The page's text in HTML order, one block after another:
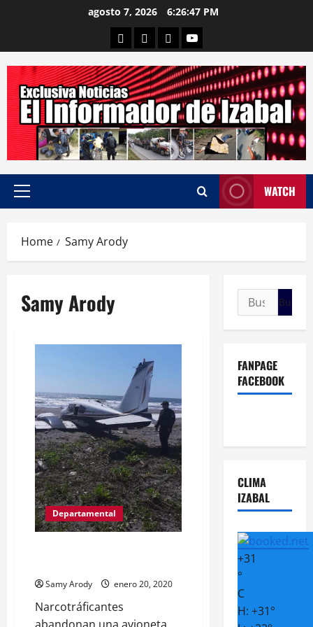
agosto 7, 2026 6:26:48 PM
Departamental
Nacionales
Internacional
Canal
Primary
WATCH
Home Samy Arody
Samy Arody
Departamental
Samy Arody enero 20, 2020
Narcotráficantes
Buscar:
FANPAGE
FACEBOOK
CLIMA
IZABAL
+31
°
C
H: +31°